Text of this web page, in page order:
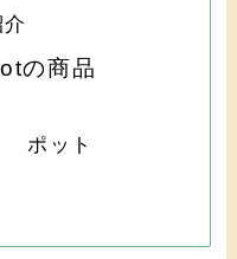
の商品
ポット